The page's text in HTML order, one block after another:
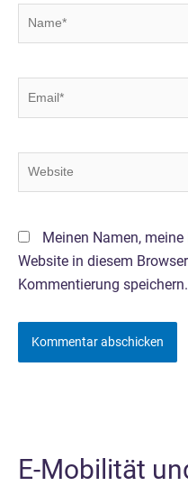
Name*
Website
Meinen Namen,
Website in diesem
Kommentierung speichern.
E-Mobilität